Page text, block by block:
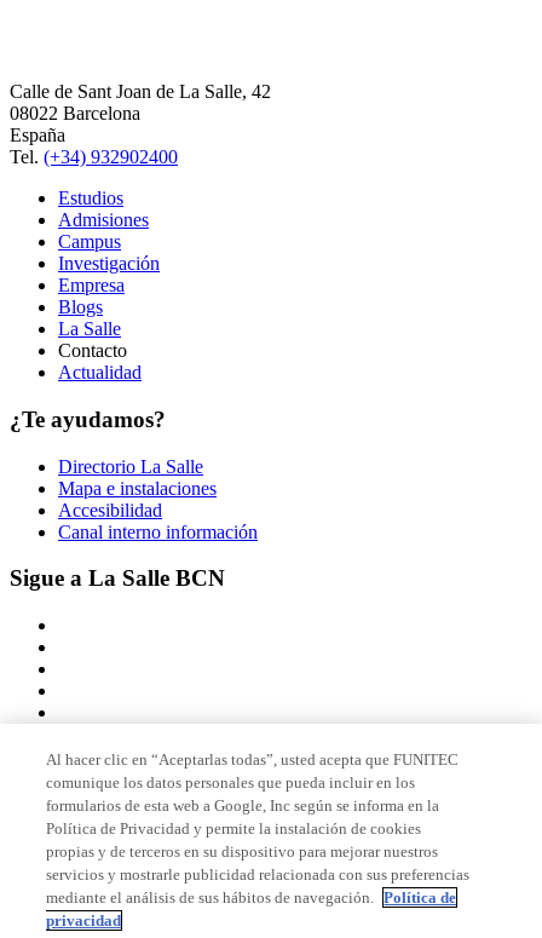
Calle de Sant Joan de La Salle, 42
08022 Barcelona
España
Tel. (+34) 932902400
Estudios
Admisiones
Campus
Investigación
Empresa
Blogs
La Salle
Contacto
Actualidad
¿Te ayudamos?
Directorio La Salle
Mapa e instalaciones
Accesibilidad
Canal interno información
Sigue a La Salle BCN
Miembro de
Acreditaciones
Al hacer clic en “Aceptarlas todas”, usted acepta que FUNITEC
comunique los datos personales que pueda incluir en los
formularios de esta web a Google, Inc según se informa en la
Política de Privacidad y permite la instalación de cookies
propias y de terceros en su dispositivo para mejorar nuestros
servicios y mostrarle publicidad relacionada con sus preferencias
mediante el análisis de sus hábitos de navegación. Política de
privacidad